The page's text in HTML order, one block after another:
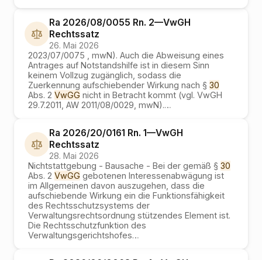
Ra 2026/08/0055 Rn. 2—VwGH
Rechtssatz
26. Mai 2026
2023/07/0075 , mwN). Auch die Abweisung eines
Antrages auf Notstandshilfe ist in diesem Sinn
keinem Vollzug zugänglich, sodass die
Zuerkennung aufschiebender Wirkung nach § 30
Abs. 2 VwGG nicht in Betracht kommt (vgl. VwGH
29.7.2011, AW 2011/08/0029, mwN).…
Ra 2026/20/0161 Rn. 1—VwGH
Rechtssatz
28. Mai 2026
Nichtstattgebung - Bausache - Bei der gemäß § 30
Abs. 2 VwGG gebotenen Interessenabwägung ist
im Allgemeinen davon auszugehen, dass die
aufschiebende Wirkung ein die Funktionsfähigkeit
des Rechtsschutzsystems der
Verwaltungsrechtsordnung stützendes Element ist.
Die Rechtsschutzfunktion des
Verwaltungsgerichtshofes…